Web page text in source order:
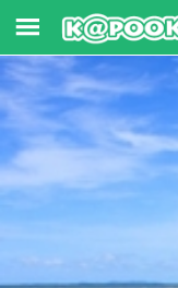
ข่าว-
ความ
รู้